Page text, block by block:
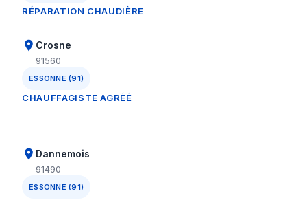
RÉPARATION CHAUDIÈRE
Crosne
91560
ESSONNE (91)
CHAUFFAGISTE AGRÉÉ
Dannemois
91490
ESSONNE (91)